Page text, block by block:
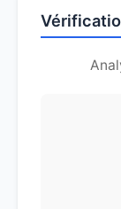
Whois